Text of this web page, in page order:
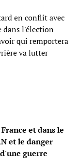
en conflit avec
dans l'élection
qui remportera
va lutter
et dans le
et le danger
guerre